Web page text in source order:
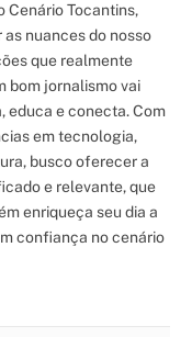
Cenário Tocantins,
as nuances do nosso
que realmente
bom jornalismo vai
educa e conecta. Com
em tecnologia,
busco oferecer a
e relevante, que
enriqueça seu dia a
confiança no cenário